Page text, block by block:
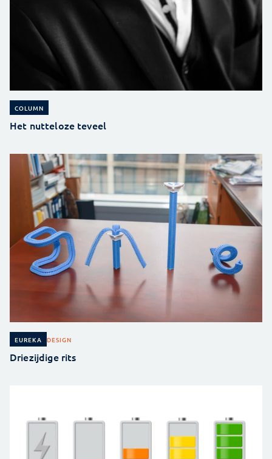
COLUMN
Het nutteloze teveel
EUREKA DESIGN
Driezijdige rits